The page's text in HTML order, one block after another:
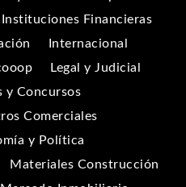
Instituciones Financieras
Internacional
Legal y Judicial
y Concursos
Comerciales
y Política
Materiales Construcción